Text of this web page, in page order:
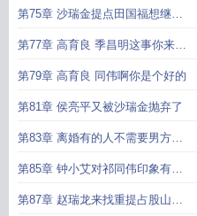
政务中心得搞啊
第75章 沙瑞金提点田国福想继续
当混子是行不通的
第77章 高育良 季昌明这事你来负
责调查清楚
第79章 高育良 同伟啊你是个好的
第81章 侯亮平又被沙瑞金抛弃了
第83章 离婚有的人不需要男方意
见也能办
第85章 钟小艾对祁同伟印象有了
改观
第87章 赵瑞龙来找重提占股山水